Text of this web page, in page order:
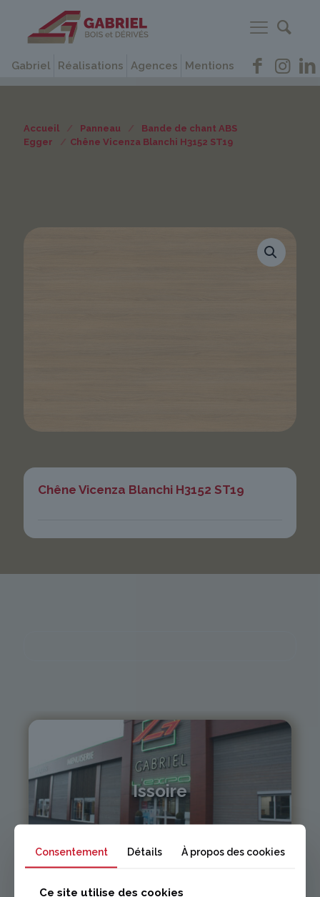
Gabriel Réalisations Agences Mentions
Accueil / Panneau /
Bande de chant ABS
Egger
/ Chêne Vicenza Blanchi H3152 ST19
Chêne Vicenza Blanchi H3152 ST19
Issoire
contact@gabriel-sa.fr
Consentement Détails À propos des cookies
Ce site utilise des cookies